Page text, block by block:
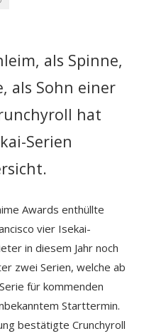
als Spinne,
als Sohn einer
hat
Serien
Awards enthüllte
vier Isekai-
in diesem Jahr noch
zwei Serien, welche ab
für kommenden
Starttermin.
bestätigte Crunchyroll